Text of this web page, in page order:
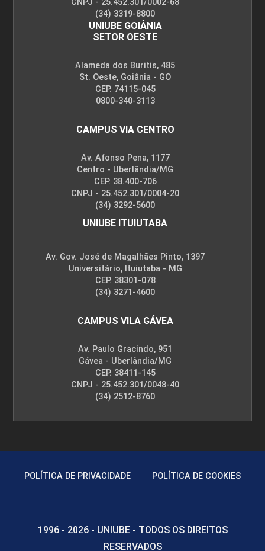
(34) 3319-8800
UNIUBE GOIÂNIA
SETOR OESTE
Alameda dos Buritis, 485
St. Oeste, Goiânia - GO
CEP. 74115-045
0800-340-3113
CAMPUS VIA CENTRO
Av. Afonso Pena, 1177
Centro - Uberlândia/MG
CEP. 38.400-706
CNPJ - 25.452.301/0004-20
(34) 3292-5600
UNIUBE ITUIUTABA
Av. Gov. José de Magalhães Pinto, 1397
Universitário, Ituiutaba - MG
CEP. 38301-078
(34) 3271-4600
CAMPUS VILA GÁVEA
Av. Paulo Gracindo, 951
Gávea - Uberlândia/MG
CEP. 38411-145
CNPJ - 25.452.301/0048-40
(34) 2512-8760
POLÍTICA DE PRIVACIDADE POLÍTICA DE COOKIES
1996 - 2026 - UNIUBE - TODOS OS DIREITOS
RESERVADOS